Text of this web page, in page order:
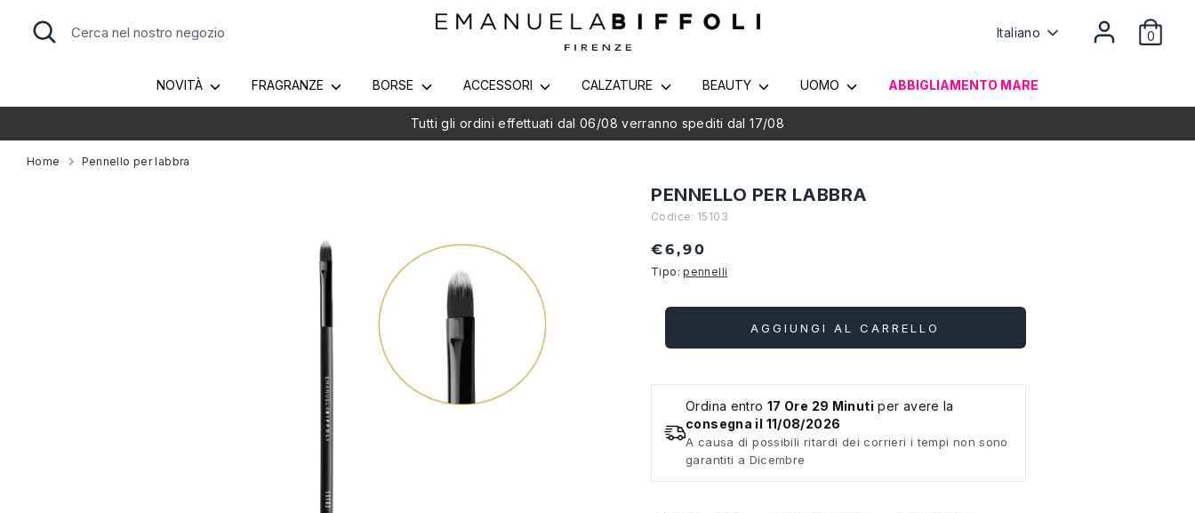
contenuto
Cerca
Cerca
nel
Lingua
Italiano 0
NOVITÀ FRAGRANZE BORSE ACCESSORI CALZATURE BEAUTY UOMO ABBIGLIAMENTO MARE
Tutti gli ordini effettuati dal 06/08 verranno spediti dal 17/08
Home Pennello per labbra
PENNELLO PER LABBRA
Codice: 15103
€6,90
Tipo:pennelli
AGGIUNGI AL CARRELLO
Ordina entro 17 Ore 29 Minuti per avere la
consegna il 11/08/2026
A causa di possibili ritardi dei corrieri i tempi non sono
garantiti a Dicembre